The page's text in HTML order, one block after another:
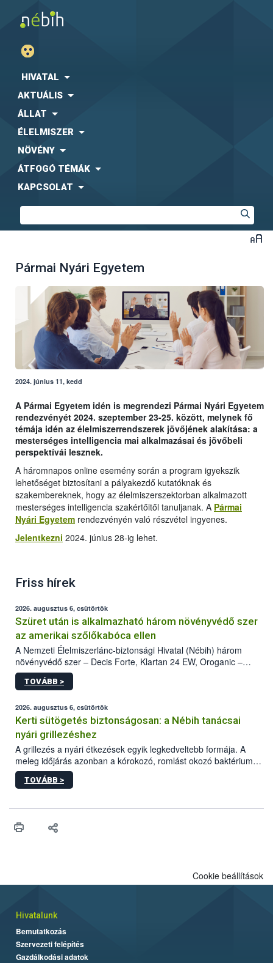
HIVATAL
AKTUÁLIS
ÁLLAT
ÉLELMISZER
NÖVÉNY
ÁTFOGÓ TÉMÁK
KAPCSOLAT
Pármai Nyári Egyetem
2024. június 11, kedd
A Pármai Egyetem idén is megrendezi Pármai Nyári Egyetem
rendezvényét 2024. szeptember 23-25. között, melynek fő
témája idén az élelmiszerrendszerek jövőjének alakítása: a
mesterséges intelligencia mai alkalmazásai és jövőbeli
perspektívái lesznek.
A háromnapos online esemény során a program igyekszik
lehetőséget biztosítani a pályakezdő kutatóknak és
szakembereknek, hogy az élelmiszerszektorban alkalmazott
mesterséges intelligencia szakértőitől tanuljanak. A Pármai
Nyári Egyetem rendezvényén való részvétel ingyenes.
Jelentkezni 2024. június 28-ig lehet.
Friss hírek
2026. augusztus 6, csütörtök
Szüret után is alkalmazható három növényvédő szer
az amerikai szőlőkabóca ellen
A Nemzeti Élelmiszerlánc-biztonsági Hivatal (Nébih) három
növényvédő szer – Decis Forte, Klartan 24 EW, Oroganic –
engedélyokiratát módosította, így azok a szüretet követően,
egészen a vesszőérettség (BBCH 91) stádiumáig
érésű szőlőkben is legyen lehetőség a károsító elleni további
védekezésre. Az Oroganic készítmény kis kiszerelésben kiskerti
felhasználók számára is elérhető és ökológiai termesztésben is
engedélyezett.
TOVÁBB >
2026. augusztus 6, csütörtök
Kerti sütögetés biztonságosan: a Nébih tanácsai
nyári grillezéshez
A grillezés a nyári étkezések egyik legkedveltebb formája. A
meleg időjárás azonban a kórokozó, romlást okozó baktériumok
gyorsabb szaporodásának is kedvez. A szabadtéri sütögetés
ezért nem csupán a megfelelő sütési technikáról szól: legalább
higiéniai szabályok betartása, a megfelelő hőkezelés, valamint a
biztonsági Hivatal (Nébih) Oktatási Programja összegyűjtötte a
TOVÁBB >
Cookie beállítások
Hivatalunk
Bemutatkozás
Szervezeti felépítés
Gazdálkodási adatok